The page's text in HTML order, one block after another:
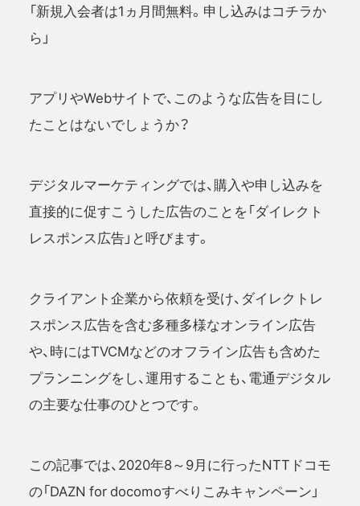
「新規入会者は1ヵ月間無料。申し込みはコチラか
ら」
アプリやWebサイトで、このような広告を目にし
たことはないでしょうか？
デジタルマーケティングでは、購入や申し込みを
直接的に促すこうした広告のことを「ダイレクト
レスポンス広告」と呼びます。
クライアント企業から依頼を受け、ダイレクトレ
スポンス広告を含む多種多様なオンライン広告
や、時にはTVCMなどのオフライン広告も含めた
プランニングをし、運用することも、電通デジタル
の主要な仕事のひとつです。
この記事では、2020年8～9月に行ったNTTドコモ
の「DAZN for docomoすべりこみキャンペーン」